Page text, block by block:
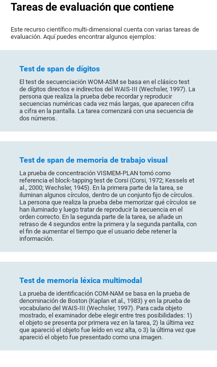
Tareas de evaluación que contiene
Este recurso científico multi-dimensional cuenta con varias tareas de
evaluación. Aquí puedes encontrar algunos ejemplos:
Test de span de dígitos
El test de secuenciación WOM-ASM se basa en el clásico test
de dígitos directos e indirectos del WAIS-III (Wechsler, 1997). La
persona que realiza la prueba debe recordar y reproducir
secuencias numéricas cada vez más largas, que aparecen cifra
a cifra en la pantalla. La tarea comenzará con una secuencia de
dos números.
Test de span de memoria de trabajo visual
La prueba de concentración VISMEM-PLAN tomó como
referencia el block-tapping test de Corsi (Corsi, 1972; Kessels et
al., 2000; Wechsler, 1945). En la primera parte de la tarea, se
iluminan algunos círculos, dentro de un conjunto fijo de círculos.
La persona que realiza la prueba debe memorizar qué círculos se
han iluminado y luego tratar de reproducir la secuencia en el
orden correcto. En la segunda parte de la tarea, se añade un
retraso de 4 segundos entre la primera y la segunda pantalla, con
el fin de aumentar el tiempo que el usuario debe retener la
información.
Test de memoria léxica multimodal
La prueba de identificación COM-NAM se basa en la prueba de
denominación de Boston (Kaplan et al., 1983) y en la prueba de
vocabulario del WAIS-III (Wechsler, 1997). Para cada objeto
mostrado, el examinador debe elegir entre tres posibilidades: 1)
el objeto se presenta por primera vez en la tarea, 2) la última vez
que apareció el objeto fue leído en voz alta, o 3) la última vez que
apareció el objeto fue presentado como una imagen.